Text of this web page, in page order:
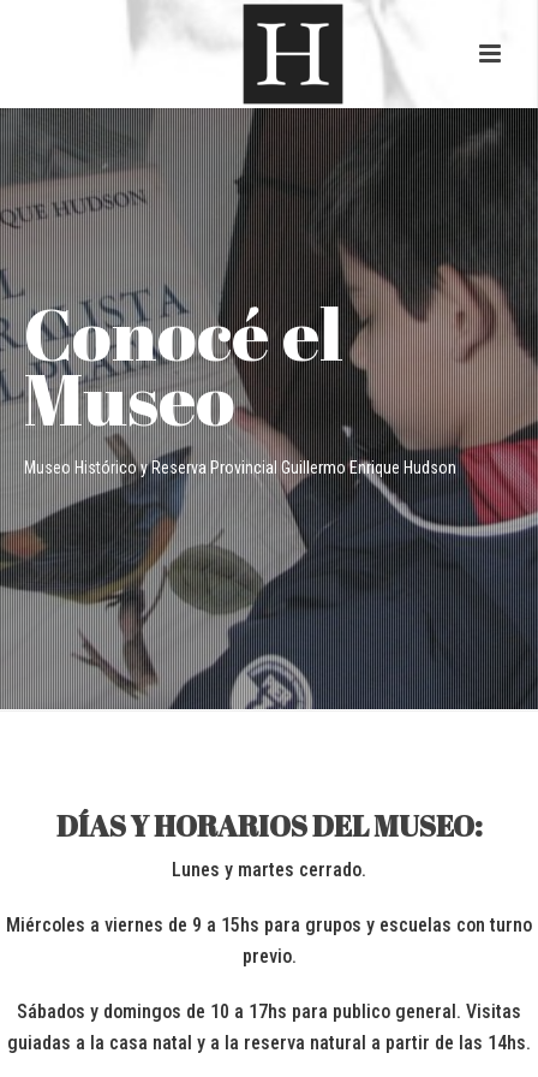
DÍAS Y HORARIOS DEL MUSEO:
Lunes y martes cerrado.
Miércoles a viernes de 9 a 15hs para grupos y escuelas con turno
previo.
Sábados y domingos de 10 a 17hs para publico general. Visitas
guiadas a la casa natal y a la reserva natural a partir de las 14hs.